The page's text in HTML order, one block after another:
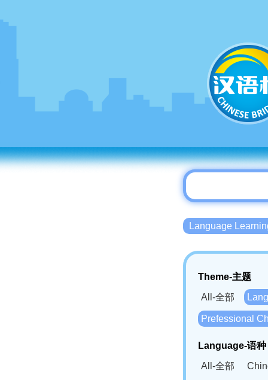
Language
Theme-主题
All-全部
Prefessional
Language-语种
All-全部